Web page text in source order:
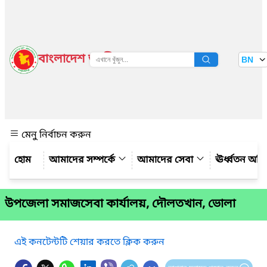
বাংলাদেশ জাতীয় তথ্য বাতায়ন BN
মেনু নির্বাচন করুন
আমাদের সম্পর্কে
আমাদের সেবা ঊর্ধ্বতন
উপজেলা সমাজসেবা কার্যালয়, দৌলতখান, ভোলা
এই কনটেন্টটি শেয়ার করতে ক্লিক করুন